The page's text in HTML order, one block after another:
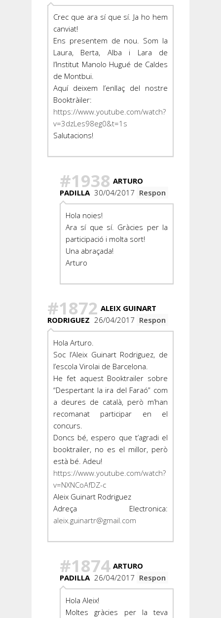
Crec que ara sí que sí. Ja ho hem
canviat!
Ens presentem de nou. Som la
Laura, Berta, Alba i Lara de
l’Institut Manolo Hugué de Caldes
de Montbui.
Aquí deixem l’enllaç del nostre
Booktràiler:
https://www.youtube.com/watch?
v=3dzLes98eg0&t=1s
Salutacions!
#1938 ARTURO
PADILLA 30/04/2017 Respon
Hola noies!
Ara sí que sí. Gràcies per la
participació i molta sort!
Una abraçada!
Arturo
#1872 ALEIX GUINART
RODRIGUEZ 26/04/2017 Respon
Hola Arturo.
Soc l’Aleix Guinart Rodriguez, de
l’escola Virolai de Barcelona.
He fet aquest Booktrailer sobre
“Despertant la ira del Faraó” com
a deures de català, però m’han
recomanat participar en el
concurs.
Doncs bé, espero que t’agradi el
booktrailer, no es el millor, però
està bé. Adeu!
https://www.youtube.com/watch?
v=NXNCoAfDZ-c
Aleix Guinart Rodriguez
Adreça Electronica:
aleix.guinartr@gmail.com
#1874 ARTURO
PADILLA 26/04/2017 Respon
Hola Aleix!
Moltes gràcies per la teva